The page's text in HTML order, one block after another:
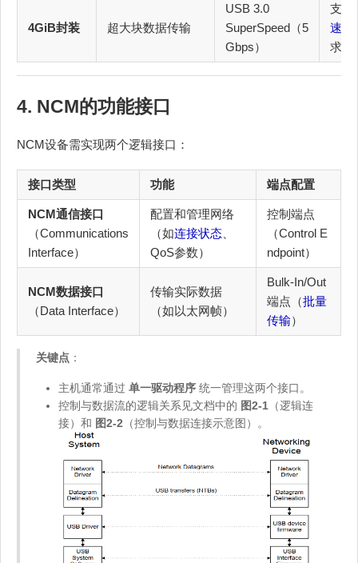
4GiB封装 超大块数据传输
USB 3.0
SuperSpeed（5
Gbps）
支持
速
求
4. NCM的功能接口
NCM设备需实现两个逻辑接口：
接口类型 功能 端点配置
NCM通信接口
（Communications
Interface）
配置和管理网络
（如连接状态
QoS参数）
控制端点
（Control E
ndpoint）
NCM数据接口
（Data Interface）
传输实际数据
（如以太网帧）
Bulk-In/Out
端点（批量
传输）
关键点 ：
主机通常通过 单一驱动程序 统一管理这两个接口。
控制与数据流的逻辑关系见文档中的 图2-1 （逻辑连
接）和 图2-2 （控制与数据连接示意图）。